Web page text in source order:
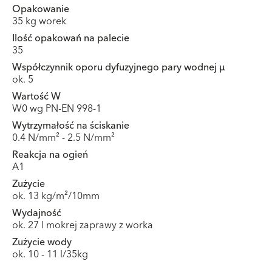
Opakowanie
35 kg worek
Ilość opakowań na palecie
35
Współczynnik oporu dyfuzyjnego pary wodnej μ
ok. 5
Wartość W
W0 wg PN-EN 998-1
Wytrzymałość na ściskanie
0.4 N/mm² - 2.5 N/mm²
Reakcja na ogień
A1
Zużycie
ok. 13 kg/m²/10mm
Wydajność
ok. 27 l mokrej zaprawy z worka
Zużycie wody
ok. 10 - 11 l/35kg